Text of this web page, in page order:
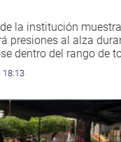
la institución
presiones al alza
dentro del rango de
18:13